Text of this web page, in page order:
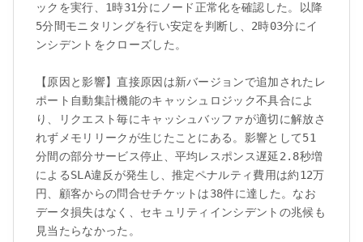
ックを実行、1時31分にノード正常化を確認した。以降
5分間モニタリングを行い安定を判断し、2時03分にイ
ンシデントをクローズした。
【原因と影響】直接原因は新バージョンで追加されたレ
ポート自動集計機能のキャッシュロジック不具合によ
り、リクエスト毎にキャッシュバッファが適切に解放さ
れずメモリリークが生じたことにある。影響として51
分間の部分サービス停止、平均レスポンス遅延2.8秒増
によるSLA違反が発生し、推定ペナルティ費用は約12万
円、顧客からの問合せチケットは38件に達した。なお
データ損失はなく、セキュリティインシデントの兆候も
見当たらなかった。